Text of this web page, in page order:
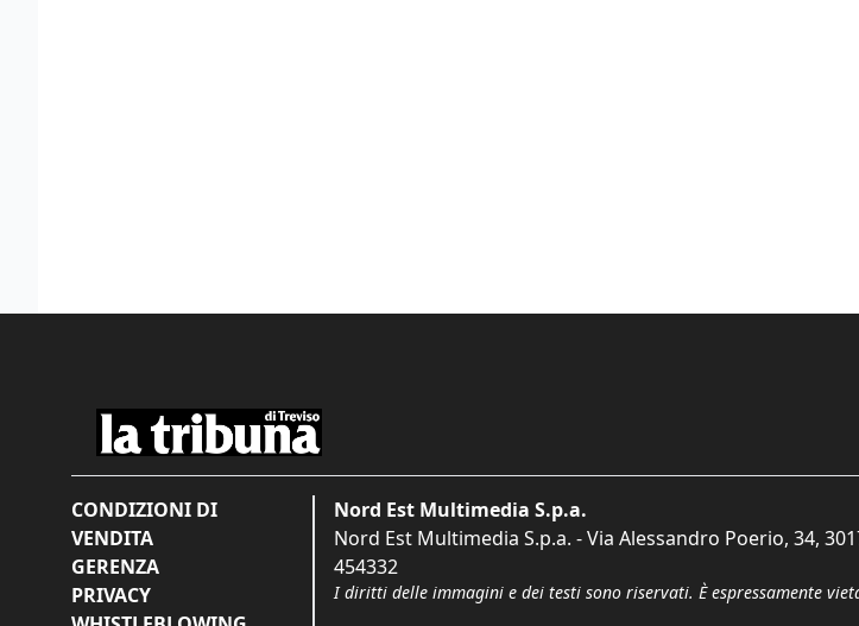
CONDIZIONI DI
VENDITA
GERENZA
PRIVACY
Nord Est Multimedia S.p.a.
Nord Est Multimedia S.p.a. - Via Alessandro Poerio, 34,
454332
I diritti delle immagini e dei testi sono riservati. È espressamente